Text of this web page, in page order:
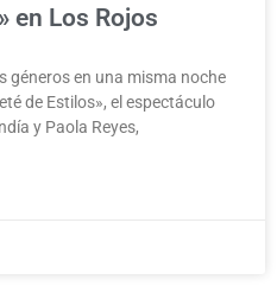
en Los Rojos
géneros en una misma noche
de Estilos», el espectáculo
y Paola Reyes,